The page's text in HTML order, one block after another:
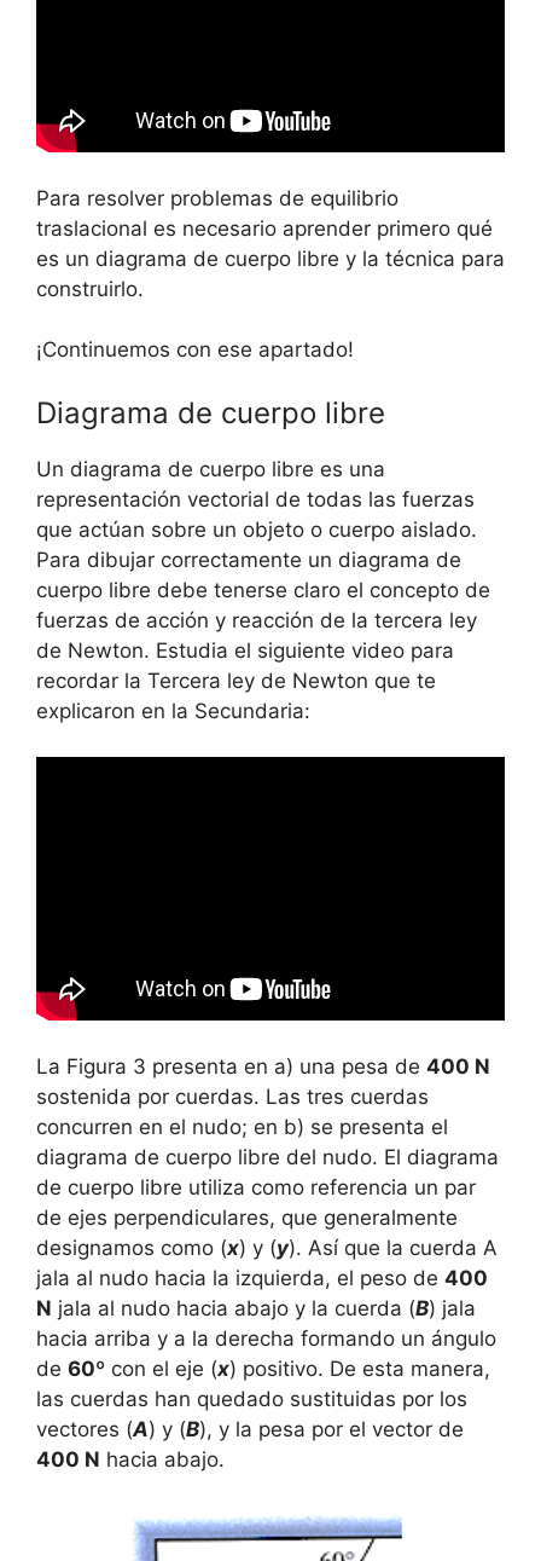
Para resolver problemas de equilibrio
traslacional es necesario aprender primero qué
es un diagrama de cuerpo libre y la técnica para
construirlo.
¡Continuemos con ese apartado!
Diagrama de cuerpo libre
Un diagrama de cuerpo libre es una
representación vectorial de todas las fuerzas
que actúan sobre un objeto o cuerpo aislado.
Para dibujar correctamente un diagrama de
cuerpo libre debe tenerse claro el concepto de
fuerzas de acción y reacción de la tercera ley
de Newton. Estudia el siguiente video para
recordar la Tercera ley de Newton que te
explicaron en la Secundaria:
La Figura 3 presenta en a) una pesa de 400 N
sostenida por cuerdas. Las tres cuerdas
concurren en el nudo; en b) se presenta el
diagrama de cuerpo libre del nudo. El diagrama
de cuerpo libre utiliza como referencia un par
de ejes perpendiculares, que generalmente
designamos como (x) y (y). Así que la cuerda A
jala al nudo hacia la izquierda, el peso de 400
N jala al nudo hacia abajo y la cuerda (B) jala
hacia arriba y a la derecha formando un ángulo
de 60º con el eje (x) positivo. De esta manera,
las cuerdas han quedado sustituidas por los
vectores (A) y (B), y la pesa por el vector de
400 N hacia abajo.